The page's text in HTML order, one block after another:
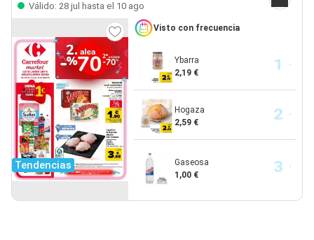
Válido: 28 jul hasta el 10 ago
Tendencias
Visto con frecuencia
Ybarra
2,19 €
Hogaza
2,59 €
Gaseosa
1,00 €